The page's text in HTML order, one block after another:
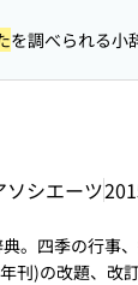
を調べられる小
ソシエーツ
。四季の行事
刊)の改題、改